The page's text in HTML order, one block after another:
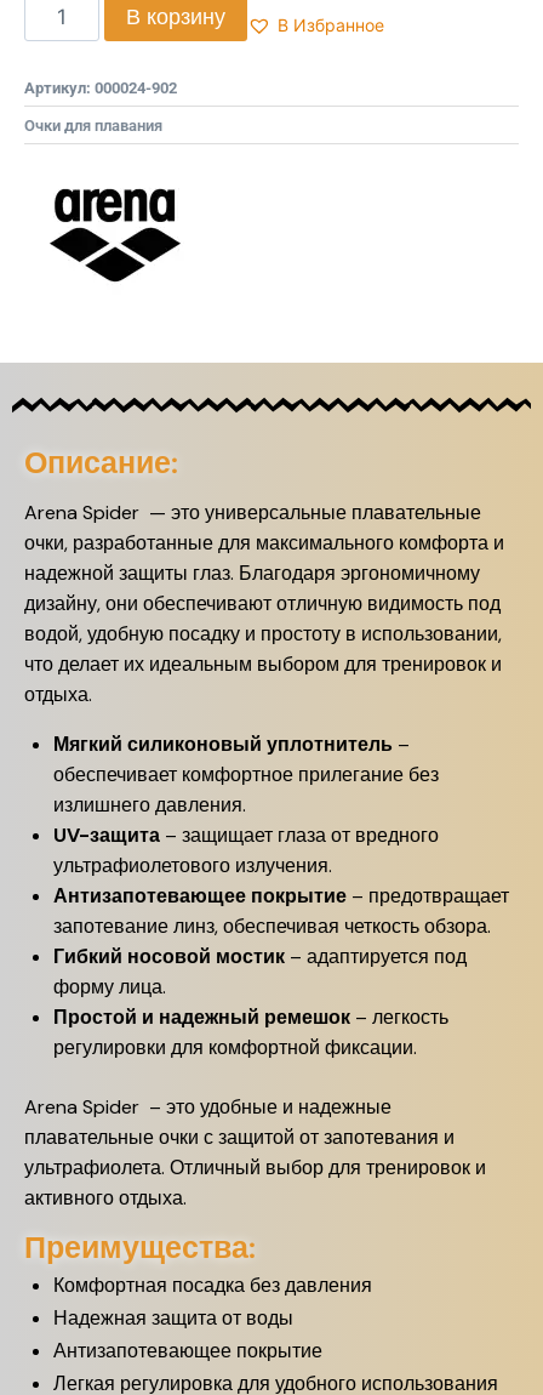
В корзину В Избранное
Артикул: 000024-902
Очки для плавания
Описание:
Arena Spider — это универсальные плавательные
очки, разработанные для максимального комфорта и
надежной защиты глаз. Благодаря эргономичному
дизайну, они обеспечивают отличную видимость под
водой, удобную посадку и простоту в использовании,
что делает их идеальным выбором для тренировок и
отдыха.
Мягкий силиконовый уплотнитель –
обеспечивает комфортное прилегание без
излишнего давления.
UV-защита – защищает глаза от вредного
ультрафиолетового излучения.
Антизапотевающее покрытие – предотвращает
запотевание линз, обеспечивая четкость обзора.
Гибкий носовой мостик – адаптируется под
форму лица.
Простой и надежный ремешок – легкость
регулировки для комфортной фиксации.
Arena Spider – это удобные и надежные
плавательные очки с защитой от запотевания и
ультрафиолета. Отличный выбор для тренировок и
активного отдыха.
Преимущества:
Комфортная посадка без давления
Надежная защита от воды
Антизапотевающее покрытие
Легкая регулировка для удобного использования